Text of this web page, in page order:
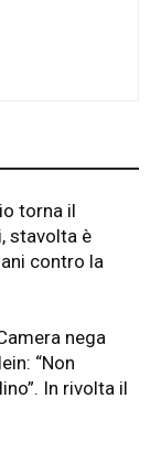
torna il
stavolta è
contro la
nega
“Non
In rivolta il